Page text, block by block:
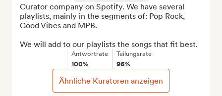
Curator company on Spotify. We have several
playlists, mainly in the segments of: Pop Rock,
Good Vibes and MPB.
We will add to our playlists the songs that fit best.
Antwortrate
100%
Teilungsrate
96%
Ähnliche Kuratoren anzeigen